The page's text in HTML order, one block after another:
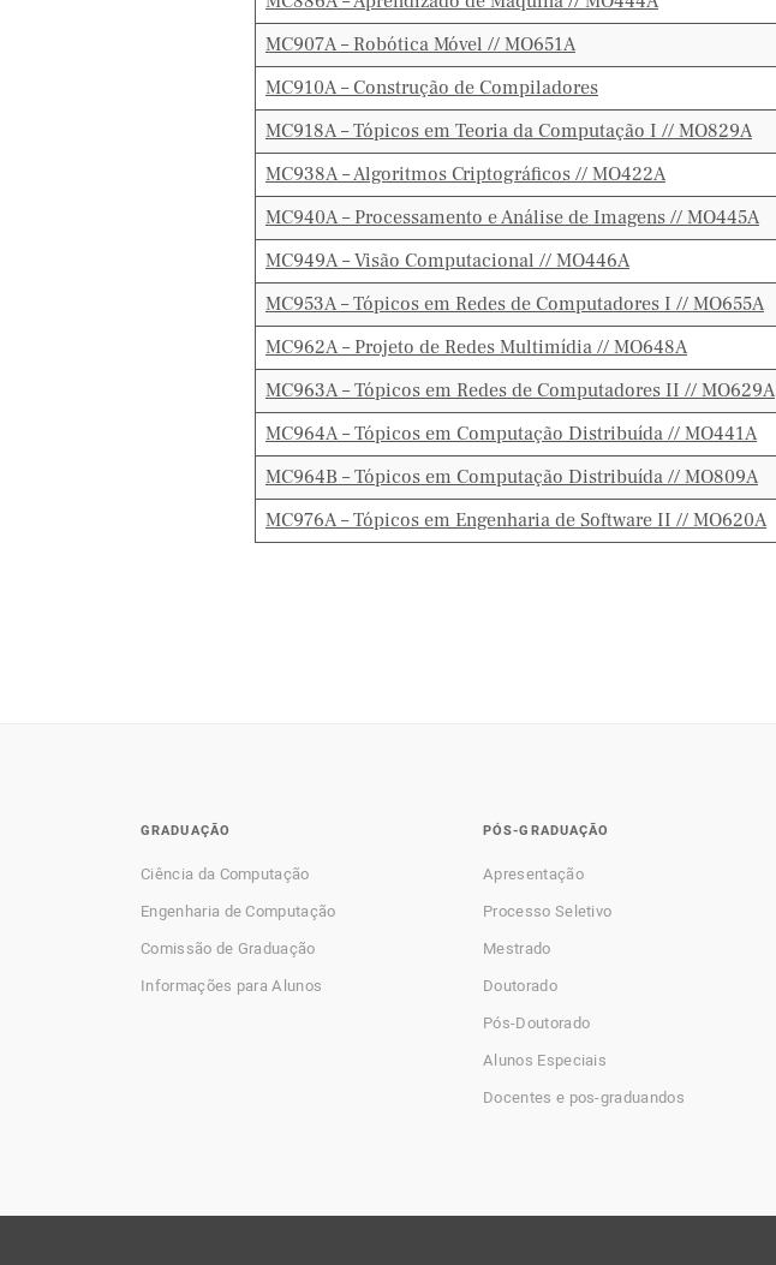
MC907A – Robótica Móvel // MO651A
MC910A – Construção de Compiladores
MC918A – Tópicos em Teoria da Computação I // MO829A
MC938A – Algoritmos Criptográficos // MO422A
MC940A – Processamento e Análise de Imagens // MO445A
MC949A – Visão Computacional // MO446A
MC953A – Tópicos em Redes de Computadores I // MO655A
MC962A – Projeto de Redes Multimídia // MO648A
MC963A – Tópicos em Redes de Computadores II // MO629A
MC964A – Tópicos em Computação Distribuída // MO441A
MC964B – Tópicos em Computação Distribuída // MO809A
MC976A – Tópicos em Engenharia de Software II // MO620A
GRADUAÇÃO
Ciência da Computação
Engenharia de Computação
Comissão de Graduação
Informações para Alunos
PÓS-GRADUAÇÃO
Apresentação
Processo Seletivo
Mestrado
Doutorado
Pós-Doutorado
Alunos Especiais
Docentes e pos-graduandos